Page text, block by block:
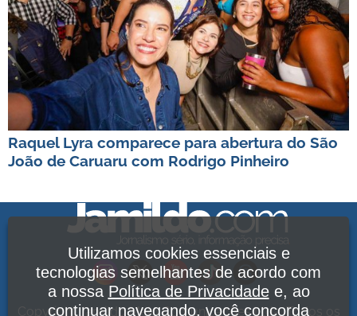
Raquel Lyra comparece para abertura do São
João de Caruaru com Rodrigo Pinheiro
Copyright Jamildo Melo Comunicações Ltda. Todos os
Utilizamos cookies essenciais e
tecnologias semelhantes de acordo com
a nossa Política de Privacidadee, ao
continuar navegando, você concorda